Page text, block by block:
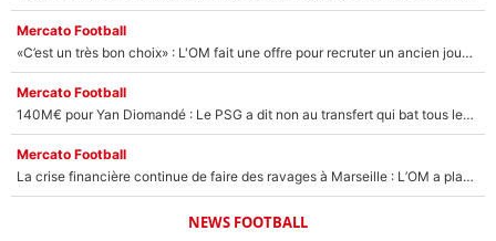
Mercato Football
«C’est un très bon choix» : L'OM fait une offre pour recruter un ancien joueur du PSG... et c'est validé dans l'After Foot !
Mercato Football
140M€ pour Yan Diomandé : Le PSG a dit non au transfert qui bat tous les records sur le mercato
Mercato Football
La crise financière continue de faire des ravages à Marseille : L’OM a placé 12 joueurs sur le marché des transferts… et ça pourrait lui rapporter près de 100M€ !
NEWS FOOTBALL